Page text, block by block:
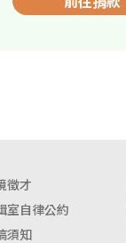
徵才
室自律公約
須知